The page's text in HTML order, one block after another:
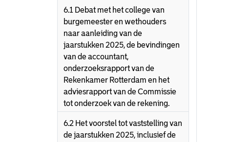
6.1 Debat met het college van
burgemeester en wethouders
naar aanleiding van de
jaarstukken 2025, de bevindingen
van de accountant,
onderzoeksrapport van de
Rekenkamer Rotterdam en het
adviesrapport van de Commissie
tot onderzoek van de rekening.
6.2 Het voorstel tot vaststelling van
de jaarstukken 2025, inclusief de